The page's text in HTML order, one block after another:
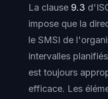
La clause 9.3
impose que la
le SMSI de
intervalles
est toujours
efficace. Les